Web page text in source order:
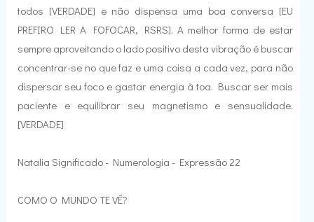
todos [VERDADE] e não dispensa uma boa conversa [EU
PREFIRO LER A FOFOCAR, RSRS]. A melhor forma de estar
sempre aproveitando o lado positivo desta vibração é buscar
concentrar-se no que faz e uma coisa a cada vez, para não
dispersar seu foco e gastar energia à toa. Buscar ser mais
paciente e equilibrar seu magnetismo e sensualidade.
[VERDADE]
Natalia Significado - Numerologia - Expressão 22
COMO O MUNDO TE VÊ?